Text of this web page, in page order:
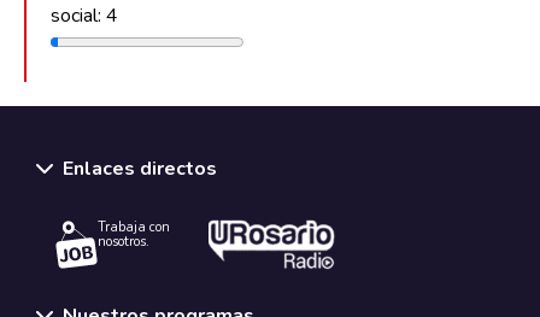
social: 4
Enlaces directos
Trabaja con
nosotros.